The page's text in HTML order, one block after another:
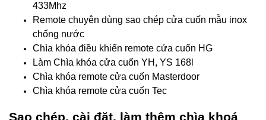
433Mhz
Remote chuyên dùng sao chép cửa cuốn mẫu inox
chống nước
Chìa khóa điều khiển remote cửa cuốn HG
Làm Chìa khóa cửa cuốn YH, YS 168l
Chìa khóa remote cửa cuốn Masterdoor
Chìa khóa remote cửa cuốn Tec
Sao chép, cài đặt, làm thêm chìa khoá